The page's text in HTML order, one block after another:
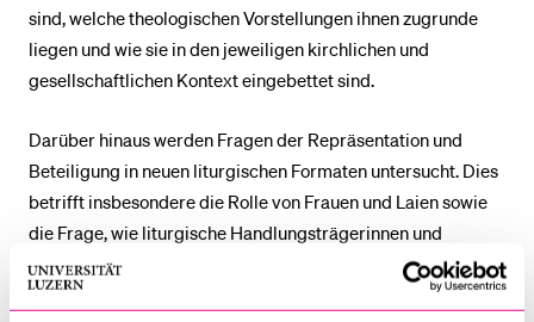
sind, welche theologischen Vorstellungen ihnen zugrunde
liegen und wie sie in den jeweiligen kirchlichen und
gesellschaftlichen Kontext eingebettet sind.
Darüber hinaus werden Fragen der Repräsentation und
Beteiligung in neuen liturgischen Formaten untersucht. Dies
betrifft insbesondere die Rolle von Frauen und Laien sowie
die Frage, wie liturgische Handlungsträgerinnen und
Handlungsträger die Vielfalt der Kirche sichtbar machen.
Die Forschung verbindet damit liturgiehistorische